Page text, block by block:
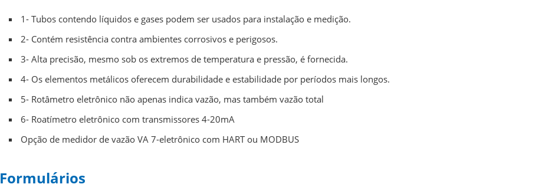
1- Tubos contendo líquidos e gases podem ser usados para instalação e medição.
2- Contém resistência contra ambientes corrosivos e perigosos.
3- Alta precisão, mesmo sob os extremos de temperatura e pressão, é fornecida.
4- Os elementos metálicos oferecem durabilidade e estabilidade por períodos mais longos.
5- Rotâmetro eletrônico não apenas indica vazão, mas também vazão total
6- Roatímetro eletrônico com transmissores 4-20mA
Opção de medidor de vazão VA 7-eletrônico com HART ou MODBUS
Formulários